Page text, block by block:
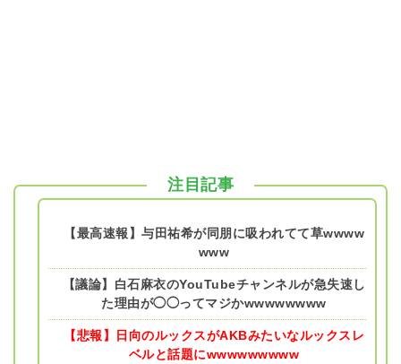
注目記事
【最高速報】与田祐希が同朋に吸われてて草wwww
www
【議論】白石麻衣のYouTubeチャンネルが急失速し
た理由が◯◯ってマジかwwwwwwww
【悲報】日向のルックスがAKBみたいなルックスレ
ベルと話題にwwwwwwwww